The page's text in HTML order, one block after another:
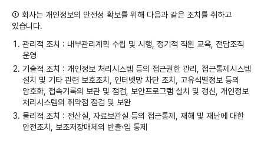
① 회사는 개인정보의 안전성 확보를 위해 다음과 같은 조치를 취하고
있습니다.
관리적 조치 : 내부관리계획 수립 및 시행, 정기적 직원 교육, 전담조직
운영
기술적 조치 : 개인정보 처리시스템 등의 접근권한 관리, 접근통제시스템
설치 및 기타 관련 보호조치, 인터넷망 차단 조치, 고유식별정보 등의
암호화, 접속기록의 보관 및 점검, 보안프로그램 설치 및 갱신, 개인정보
처리시스템의 취약점 점검 및 보완
물리적 조치 : 전산실, 자료보관실 등의 접근통제, 재해 및 재난에 대한
안전조치, 보조저장매체의 반출·입 통제